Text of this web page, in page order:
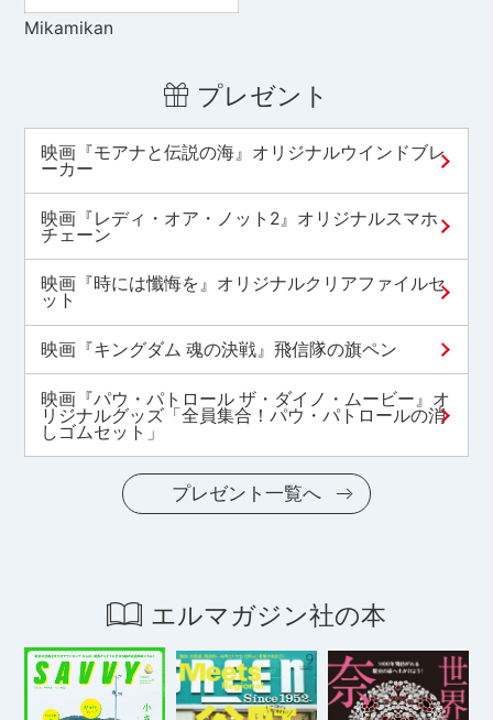
Mikamikan
プレゼント
映画『モアナと伝説の海』オリジナルウインドブレ
ーカー
映画『レディ・オア・ノット2』オリジナルスマホ
チェーン
映画『時には懺悔を』オリジナルクリアファイルセ
ット
映画『キングダム 魂の決戦』飛信隊の旗ペン
映画『パウ・パトロール ザ・ダイノ・ムービー』オ
リジナルグッズ「全員集合！パウ・パトロールの消
しゴムセット」
プレゼント一覧へ
エルマガジン社の本